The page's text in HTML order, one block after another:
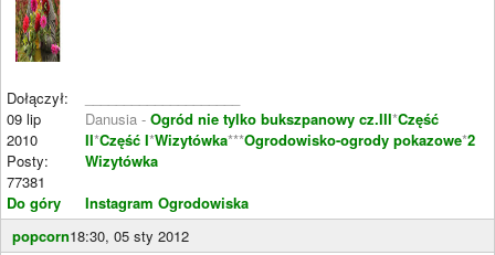
Dołączył:
09 lip
2010
Posty:
77381
Do góry
Danusia - Ogród nie tylko bukszpanowy cz.III*Część
II*Część I*Wizytówka***Ogrodowisko-ogrody pokazowe*2
Wizytówka
Instagram Ogrodowiska
popcorn18:30, 05 sty 2012